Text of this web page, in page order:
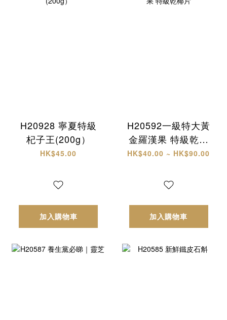
H20928 寧夏特級
杞子王(200g）
HK$45.00
加入購物車
H20592一級特大黃
金羅漢果 特級乾椰
片
HK$40.00 ~ HK$90.00
加入購物車